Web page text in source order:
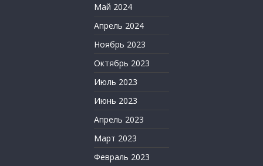
Май 2024
Апрель 2024
Ноябрь 2023
Октябрь 2023
Июль 2023
Июнь 2023
Апрель 2023
Март 2023
Февраль 2023